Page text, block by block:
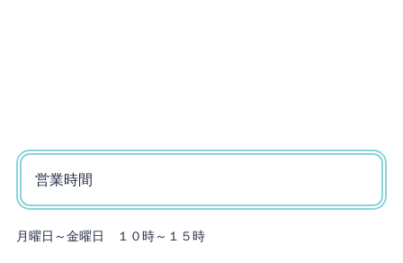
営業時間
月曜日～金曜日 １０時～１５時